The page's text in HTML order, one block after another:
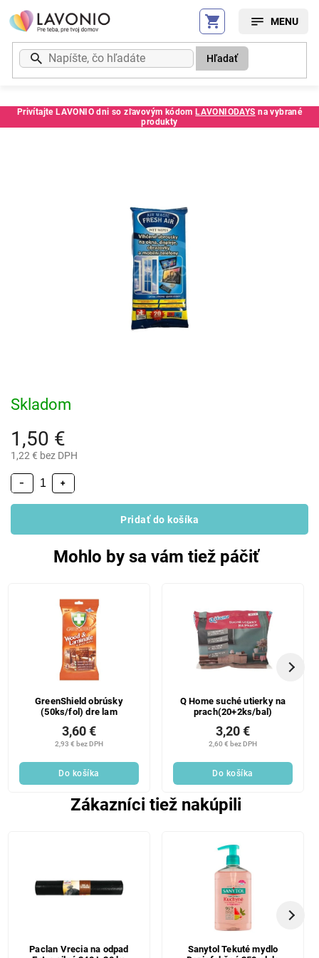
Prejsť
na
obsah
Privítajte LAVONIO dni so zľavovým kódom LAVONIODAYS na vybrané
produkty
Hľadať
Kód: 81678PU2
1,50 €
1,22 € bez DPH
Skladom
+
−
Pridať do košíka
Mohlo by sa vám tiež páčiť
GreenShield obrúsky
(50ks/fol) dre lam
2,93 € bez DPH
3,60 €
Do košíka
Q Home suché utierky na
prach(20+2ks/bal)
2,60 € bez DPH
3,20 €
Do košíka
Zákazníci tiež nakúpili
Paclan Vrecia na odpad
Sanytol Tekuté mydlo